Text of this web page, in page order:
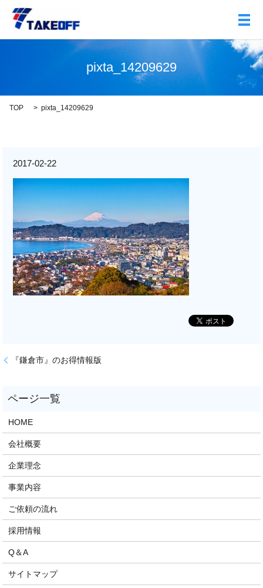
メ
pixta_14209629
TOP pixta_14209629
2017-02-22
『鎌倉市』のお得情報版
HOME
会社概要
企業理念
事業内容
ご依頼の流れ
採用情報
Q＆A
サイトマップ